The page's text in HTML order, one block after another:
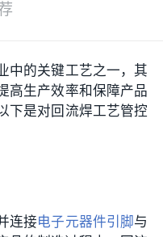
中的关键工艺之一，其
高生产效率和保障产品
下是对回流焊工艺管控
连接电子元器件引脚与